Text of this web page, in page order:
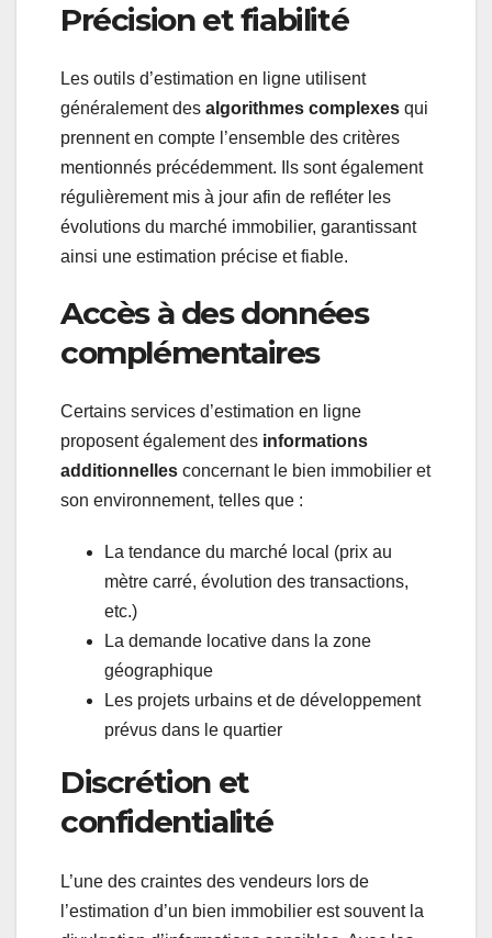
Précision et fiabilité
Les outils d’estimation en ligne utilisent
généralement des algorithmes complexes qui
prennent en compte l’ensemble des critères
mentionnés précédemment. Ils sont également
régulièrement mis à jour afin de refléter les
évolutions du marché immobilier, garantissant
ainsi une estimation précise et fiable.
Accès à des données
complémentaires
Certains services d’estimation en ligne
proposent également des informations
additionnelles concernant le bien immobilier et
son environnement, telles que :
La tendance du marché local (prix au
mètre carré, évolution des transactions,
etc.)
La demande locative dans la zone
géographique
Les projets urbains et de développement
prévus dans le quartier
Discrétion et
confidentialité
L’une des craintes des vendeurs lors de
l’estimation d’un bien immobilier est souvent la